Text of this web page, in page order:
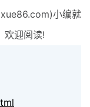
小编就
欢迎阅读!